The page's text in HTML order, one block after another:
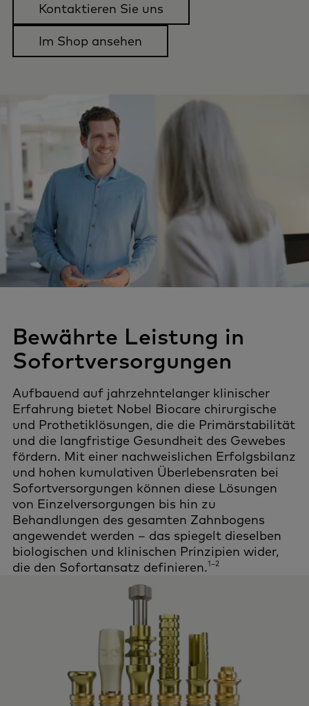
Kontaktieren Sie uns
Im Shop ansehen
Bewährte Leistung in
Sofortversorgungen
Aufbauend auf jahrzehntelanger klinischer
Erfahrung bietet Nobel Biocare chirurgische
und Prothetiklösungen, die die Primärstabilität
und die langfristige Gesundheit des Gewebes
fördern. Mit einer nachweislichen Erfolgsbilanz
und hohen kumulativen Überlebensraten bei
Sofortversorgungen können diese Lösungen
von Einzelversorgungen bis hin zu
Behandlungen des gesamten Zahnbogens
angewendet werden – das spiegelt dieselben
biologischen und klinischen Prinzipien wider,
die den Sofortansatz definieren.1–2